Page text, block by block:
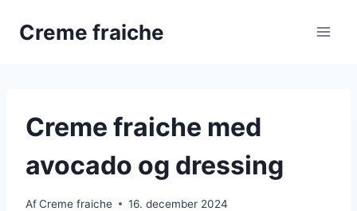
Creme fraiche
Creme fraiche med
avocado og dressing
AfCreme fraiche 16. december 2024